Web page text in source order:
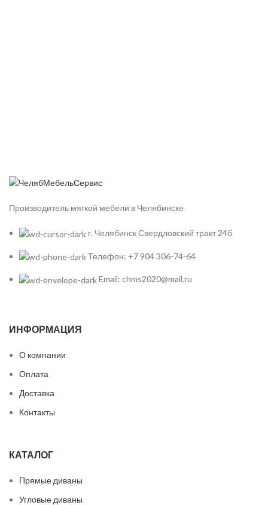
Производитель мягкой мебели в Челябинске
г. Челябинск Свердловский тракт 24б
Телефон: +7 904 306-74-64
Email: chms2020@mail.ru
ИНФОРМАЦИЯ
О компании
Оплата
Доставка
Контакты
КАТАЛОГ
Прямые диваны
Угловые диваны